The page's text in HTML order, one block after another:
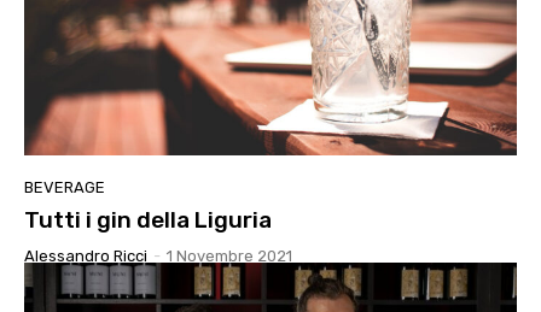
BEVERAGE
Tutti i gin della Liguria
Alessandro Ricci - 1 Novembre 2021